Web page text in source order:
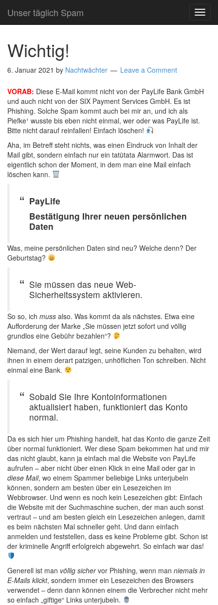
Unser täglich Spam
Wichtig!
6. Januar 2021 by Nachtwächter Leave a Comment
VORAB: Diese E-Mail kommt nicht von der PayLife Bank GmbH
und auch nicht von der SIX Payment Services GmbH. Es ist
Phishing. Solche Spam kommt auch bei mir an, und ich als
Piefke¹ wusste bis eben nicht einmal, wer oder was PayLife ist.
Bitte nicht darauf reinfallen! Einfach löschen!
Aha, im Betreff steht nichts, was einen Eindruck von Inhalt der
Mail gibt, sondern einfach nur ein tatütata Alarmwort. Das ist
eigentlich schon der Moment, in dem man eine Mail einfach
löschen kann.
PayLife
Bestätigung Ihrer neuen persönlichen
Daten
Was, meine persönlichen Daten sind neu? Welche denn? Der
Geburtstag?
Sie müssen das neue Web-
Sicherheitssystem aktivieren.
So so, ich muss also. Was kommt da als nächstes. Etwa eine
Aufforderung der Marke „Sie müssen jetzt sofort und völlig
grundlos eine Gebühr bezahlen“?
Niemand, der Wert darauf legt, seine Kunden zu behalten, wird
ihnen in einem derart patzigen, unhöflichen Ton schreiben. Nicht
einmal eine Bank.
Sobald Sie Ihre Kontoinformationen
aktualisiert haben, funktioniert das Konto
normal.
Da es sich hier um Phishing handelt, hat das Konto die ganze Zeit
über normal funktioniert. Wer diese Spam bekommen hat und mir
das nicht glaubt, kann ja einfach mal die Website von PayLife
aufrufen – aber nicht über einen Klick in eine Mail oder gar in
diese Mail, wo einem Spammer beliebige Links unterjubeln
können, sondern am besten über ein Lesezeichen im
Webbrowser. Und wenn es noch kein Lesezeichen gibt: Einfach
die Website mit der Suchmaschine suchen, der man auch sonst
vertraut – und am besten gleich ein Lesezeichen anlegen, damit
es beim nächsten Mal schneller geht. Und dann einfach
anmelden und feststellen, dass es keine Probleme gibt. Schon ist
der kriminelle Angriff erfolgreich abgewehrt. So einfach war das!
Generell ist man völlig sichervor Phishing, wenn man niemals in
E-Mails klickt, sondern immer ein Lesezeichen des Browsers
verwendet – denn dann können einem die Verbrecher nicht mehr
so einfach „giftige“ Links unterjubeln.